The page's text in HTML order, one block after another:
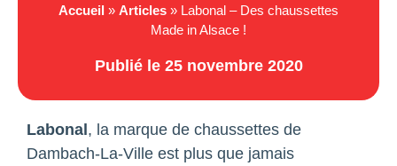
Accueil » Articles » Labonal – Des chaussettes
Made in Alsace !
Publié le 25 novembre 2020
Labonal, la marque de chaussettes de
Dambach-La-Ville est plus que jamais